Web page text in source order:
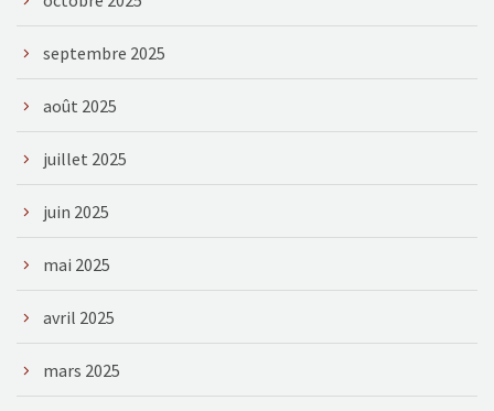
septembre 2025
août 2025
juillet 2025
juin 2025
mai 2025
avril 2025
mars 2025